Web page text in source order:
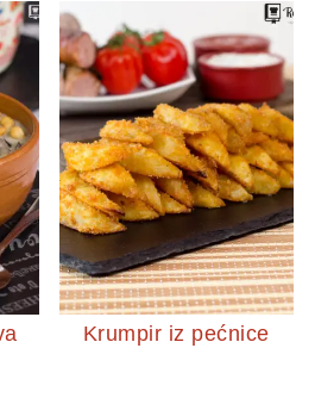
Krumpir iz pećnice